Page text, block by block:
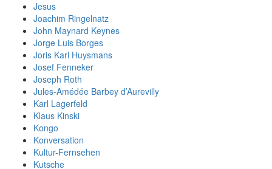
Jesus
Joachim Ringelnatz
John Maynard Keynes
Jorge Luis Borges
Joris Karl Huysmans
Josef Fenneker
Joseph Roth
Jules-Amédée Barbey d’Aurevilly
Karl Lagerfeld
Klaus Kinski
Kongo
Konversation
Kultur-Fernsehen
Kutsche